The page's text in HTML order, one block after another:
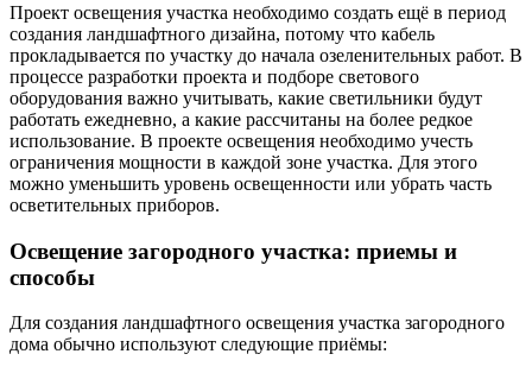
Проект освещения участка необходимо создать ещё в период
создания ландшафтного дизайна, потому что кабель
прокладывается по участку до начала озеленительных работ. В
процессе разработки проекта и подборе светового
оборудования важно учитывать, какие светильники будут
работать ежедневно, а какие рассчитаны на более редкое
использование. В проекте освещения необходимо учесть
ограничения мощности в каждой зоне участка. Для этого
можно уменьшить уровень освещенности или убрать часть
осветительных приборов.
Освещение загородного участка: приемы и
способы
Для создания ландшафтного освещения участка загородного
дома обычно используют следующие приёмы: